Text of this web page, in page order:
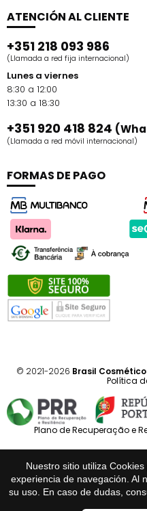
Nuestro sitio utiliza
experiencia de navegación. Al
su uso. En caso de dudas,
ATENCIÓN AL CLIENTE
+351 218 093 986
(Llamada a red fija internacional)
Lunes a viernes
8:30 a 12:00
13:30 a 18:30
+351 920 418 824
(Llamada a red móvil internacional)
FORMAS DE PAGO
© 2021-2026 Brasil
Política
Plano de Recuperação e
Português